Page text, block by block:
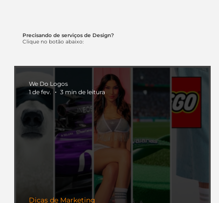
Precisando de serviços de Design?
Clique no botão abaixo:
Dicas de Marketing
We Do Logos
1 de fev.
3 min de leitura